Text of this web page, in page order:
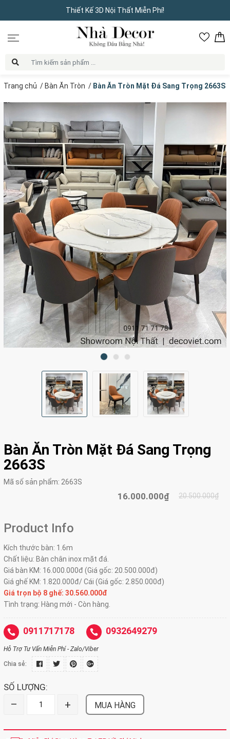
Thiết Kế 3D Nội Thất Miễn Phí!
Trang chủ / Bàn Ăn Tròn / Bàn Ăn Tròn Mặt Đá Sang Trọng 2663S
Bàn Ăn Tròn Mặt Đá Sang Trọng
2663S
Mã số sản phẩm: 2663S
16.000.000₫ 20.500.000₫
Product Info
Kích thước bàn: 1.6m
Chất liệu: Bàn chân inox mặt đá.
Giá bàn KM: 16.000.000đ (Giá gốc: 20.500.000đ)
Giá ghế KM: 1.820.000đ/ Cái (Giá gốc: 2.850.000đ)
Giá trọn bộ 8 ghế: 30.560.000đ
Tình trạng: Hàng mới - Còn hàng.
0911717178 0932649279
Hỗ Trợ Tư Vấn Miễn Phí - Zalo/Viber
Chia sẻ:
SỐ LƯỢNG:
– + MUA HÀNG